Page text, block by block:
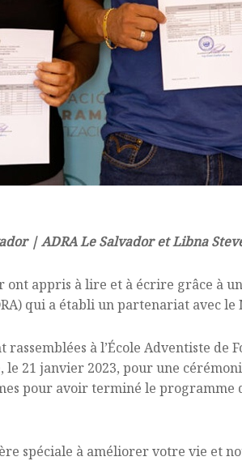
| ADRA Le Salvador et Libna
ont appris à lire et à écrire grâce à
qui a établi un partenariat avec
rassemblées à l’École Adventiste
le 21 janvier 2023, pour une
pour avoir terminé le programme
spéciale à améliorer votre vie et